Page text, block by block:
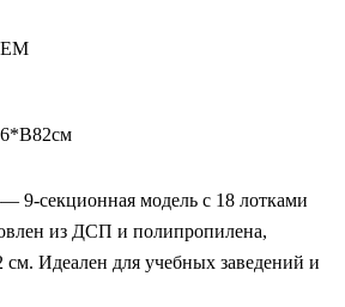
— 9-секционная модель с 18 лотками
из ДСП и полипропилена,
Идеален для учебных заведений и